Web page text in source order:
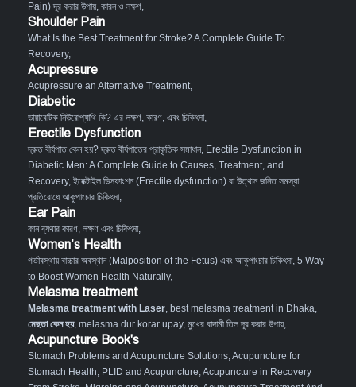
Pain) দূর করার উপায়, কারন ও লক্ষণ,
Shoulder Pain
What Is the Best Treatment for Stroke? A Complete Guide To
Recovery,
Acupressure
Acupressure an Alternative Treatment,
Diabetic
ডায়াবেটিক নিউরোপ্যাথি কি? এর লক্ষণ, কারণ, এবং চিকিৎসা,
Erectile Dysfunction
দ্রুত বীর্যপাত কেন হয়? দ্রুত বীর্যপাতের প্রাকৃতিক সমাধান, Erectile Dysfunction in
Diabetic Men: A Complete Guide to Causes, Treatment, and
Recovery, ইরেক্টাইল ডিসফাংশন (Erectile dysfunction) বা উত্থান জনিত সমস্যা
প্রতিরোধে আকুপাংচার চিকিৎসা,
Ear Pain
কান ব্যথার কারণ, লক্ষণ এবং চিকিৎসা,
Women’s Health
গর্ভাবস্থায় বাচ্চার অবস্থান (Malposition of the Fetus) এবং আকুপাংচার চিকিৎসা, 5 Way
to Boost Women Health Naturally,
Melasma treatment
Melasma treatment with Laser, best melasma treatment in Dhaka,
মেছতা কেন হয়, melasma dur korar upay, মুখের বাদামী তিল দূর করার উপায়,
Acupuncture Book's
Stomach Problems and Acupuncture Solutions,Acupuncture for
Stomach Health, PLID and Acupuncture,Acupuncture in Recovery